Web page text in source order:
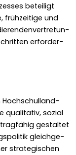
beteiligt
frühzeit­ige und
erforder­
Hochschul­land­
qual­i­ta­tiv, sozial
gestal­tet
gle­ichge­
strate­gis­chen